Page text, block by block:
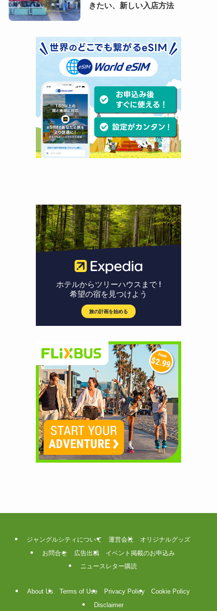
きたい、新しい入店方法
ジャングルシティについて 運営会社
オリジナルグッズ
お問合せ
広告出稿
イベント掲載のお申込み
ニュースレター購読
About Us Terms of Use Privacy Policy
Cookie Policy
Disclaimer